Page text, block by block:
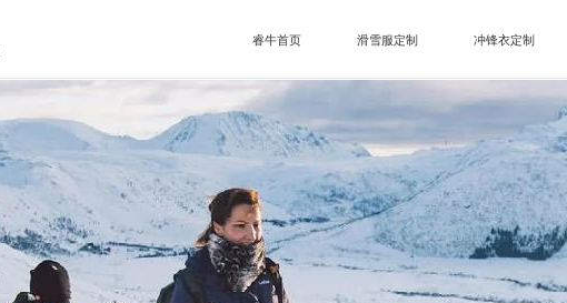
睿牛首页 滑雪服定制 冲锋衣定制